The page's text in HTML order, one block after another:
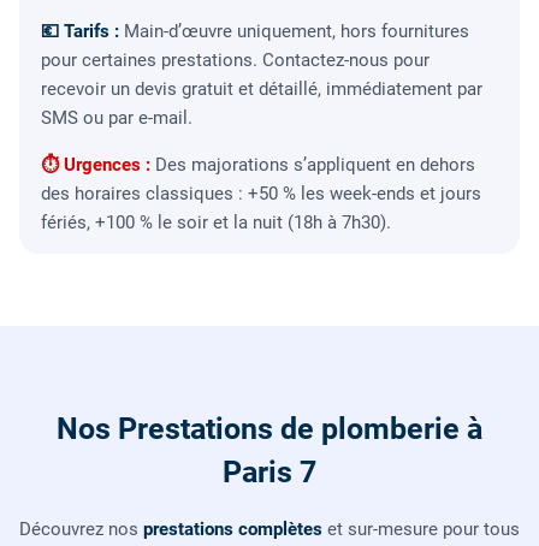
💶 Tarifs : Main-d’œuvre uniquement, hors fournitures
pour certaines prestations. Contactez-nous pour
recevoir un devis gratuit et détaillé, immédiatement par
SMS ou par e-mail.
⏱ Urgences : Des majorations s’appliquent en dehors
des horaires classiques : +50 % les week-ends et jours
fériés, +100 % le soir et la nuit (18h à 7h30).
Nos Prestations de plomberie à
Paris 7
Découvrez nos prestations complètes et sur-mesure pour tous